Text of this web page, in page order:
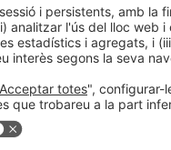
Política de cookies